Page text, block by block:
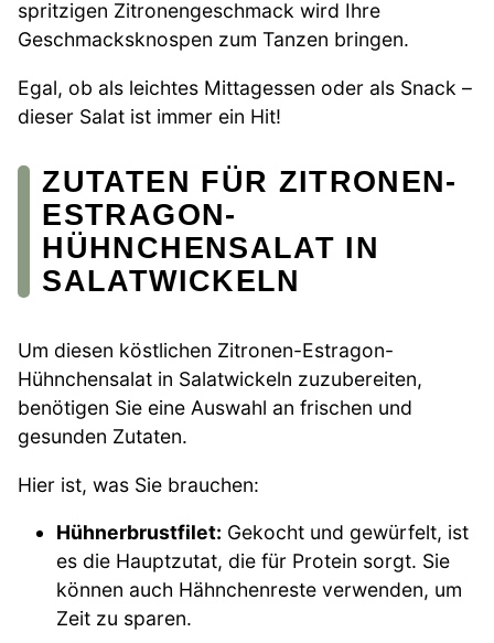
spritzigen Zitronengeschmack wird Ihre
Geschmacksknospen zum Tanzen bringen.
Egal, ob als leichtes Mittagessen oder als Snack –
dieser Salat ist immer ein Hit!
ZUTATEN FÜR ZITRONEN-
ESTRAGON-
HÜHNCHENSALAT IN
SALATWICKELN
Um diesen köstlichen Zitronen-Estragon-
Hühnchensalat in Salatwickeln zuzubereiten,
benötigen Sie eine Auswahl an frischen und
gesunden Zutaten.
Hier ist, was Sie brauchen:
Hühnerbrustfilet: Gekocht und gewürfelt, ist
es die Hauptzutat, die für Protein sorgt. Sie
können auch Hähnchenreste verwenden, um
Zeit zu sparen.